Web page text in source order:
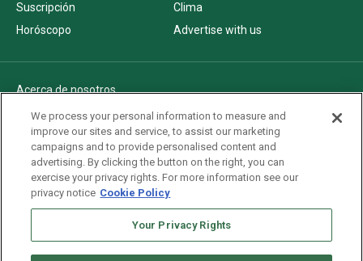
Suscripción
Clima
Horóscopo
Advertise with us
Acerca de nosotros
Politica de privacidad
Pautas Editoriales
AdChoices
Advertise with us
Newsletters
We process your personal information to measure and
improve our sites and service, to assist our marketing
campaigns and to provide personalised content and
advertising. By clicking the button on the right, you can
exercise your privacy rights. For more information see our
privacy notice Cookie Policy
Your Privacy Rights